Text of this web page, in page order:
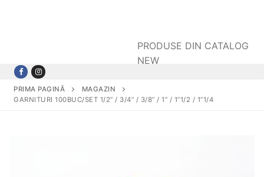
PRODUSE DIN CATALOG
NEW
PRIMA PAGINĂ
MAGAZIN
GARNITURI 100BUC/SET 1/2” / 3/4” / 3/8” / 1” / 1”1/2 / 1”1/4